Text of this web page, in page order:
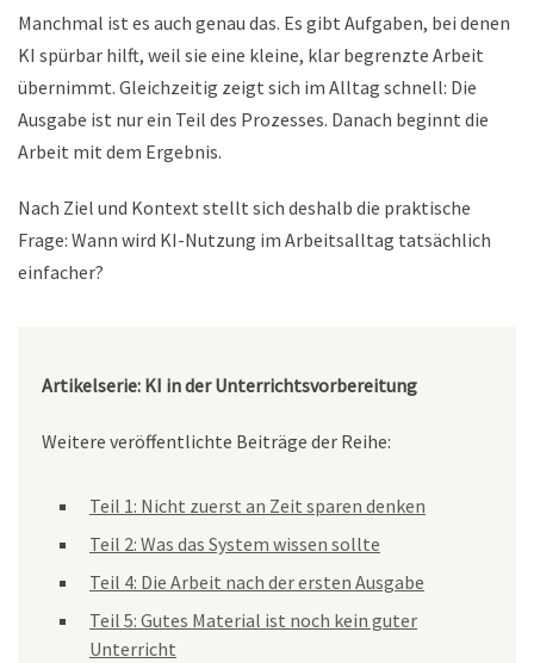
Manchmal ist es auch genau das. Es gibt Aufgaben, bei denen
KI spürbar hilft, weil sie eine kleine, klar begrenzte Arbeit
übernimmt. Gleichzeitig zeigt sich im Alltag schnell: Die
Ausgabe ist nur ein Teil des Prozesses. Danach beginnt die
Arbeit mit dem Ergebnis.
Nach Ziel und Kontext stellt sich deshalb die praktische
Frage: Wann wird KI-Nutzung im Arbeitsalltag tatsächlich
einfacher?
Artikelserie: KI in der Unterrichtsvorbereitung
Weitere veröffentlichte Beiträge der Reihe:
Teil 1: Nicht zuerst an Zeit sparen denken
Teil 2: Was das System wissen sollte
Teil 4: Die Arbeit nach der ersten Ausgabe
Teil 5: Gutes Material ist noch kein guter
Unterricht